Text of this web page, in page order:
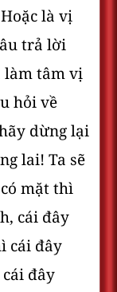
là vị
trả lời
làm tâm vị
hỏi về
dừng lại
lai! Ta sẽ
mặt thì
cái đây
cái đây
đây